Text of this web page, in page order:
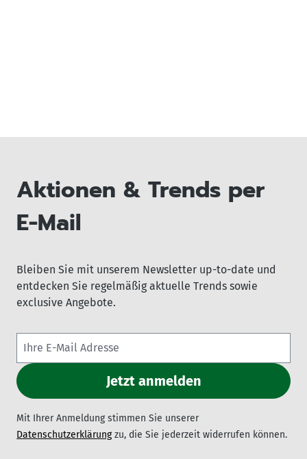
Aktionen & Trends per
E-Mail
Bleiben Sie mit unserem Newsletter up-to-date und
entdecken Sie regelmäßig aktuelle Trends sowie
exclusive Angebote.
Mit Ihrer Anmeldung stimmen Sie unserer
Datenschutzerklärungzu, die Sie jederzeit widerrufen können.